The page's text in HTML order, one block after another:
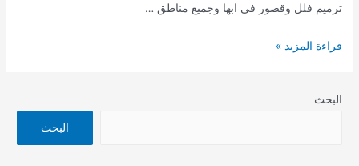
ترميم فلل وقصور في ابها وجميع مناطق …
مظلات
سيارات
قراءة المزيد »
البحث
البحث